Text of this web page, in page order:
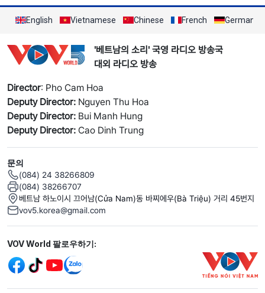
English Vietnamese Chinese French German
'베트남의 소리' 국영 라디오 방송국
대외 라디오 방송
Director: Pho Cam Hoa
Deputy Director: Nguyen Thu Hoa
Deputy Director: Bui Manh Hung
Deputy Director: Cao Dinh Trung
문의
(084) 24 38266809
(084) 38266707
베트남 하노이시 끄어남(Cửa Nam)동 바찌에우(Bà Triệu) 거리 45번지
vov5.korea@gmail.com
Mạng xã hội
VOV World 팔로우하기: